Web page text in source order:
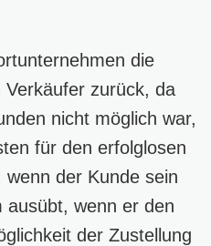
die
zurück, da
nicht möglich war,
für den erfolglosen
der Kunde sein
ausübt, wenn er den
der Zustellung